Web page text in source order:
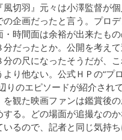
風切羽』元々は小澤監督が
の企画だったと言う。プロ
・時間面は余裕が出来たも
分だったとか。公開を考え
分の尺になったそうだが、
より他ない。公式ＨＰの“プ
りのエピソードが紹介され
を観た映画ファンは鑑賞後
する。どの場面が追撮なの
いるので、記者と同じ気持